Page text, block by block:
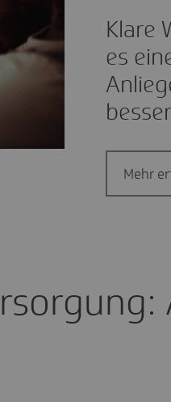
Klare
es
Mehr